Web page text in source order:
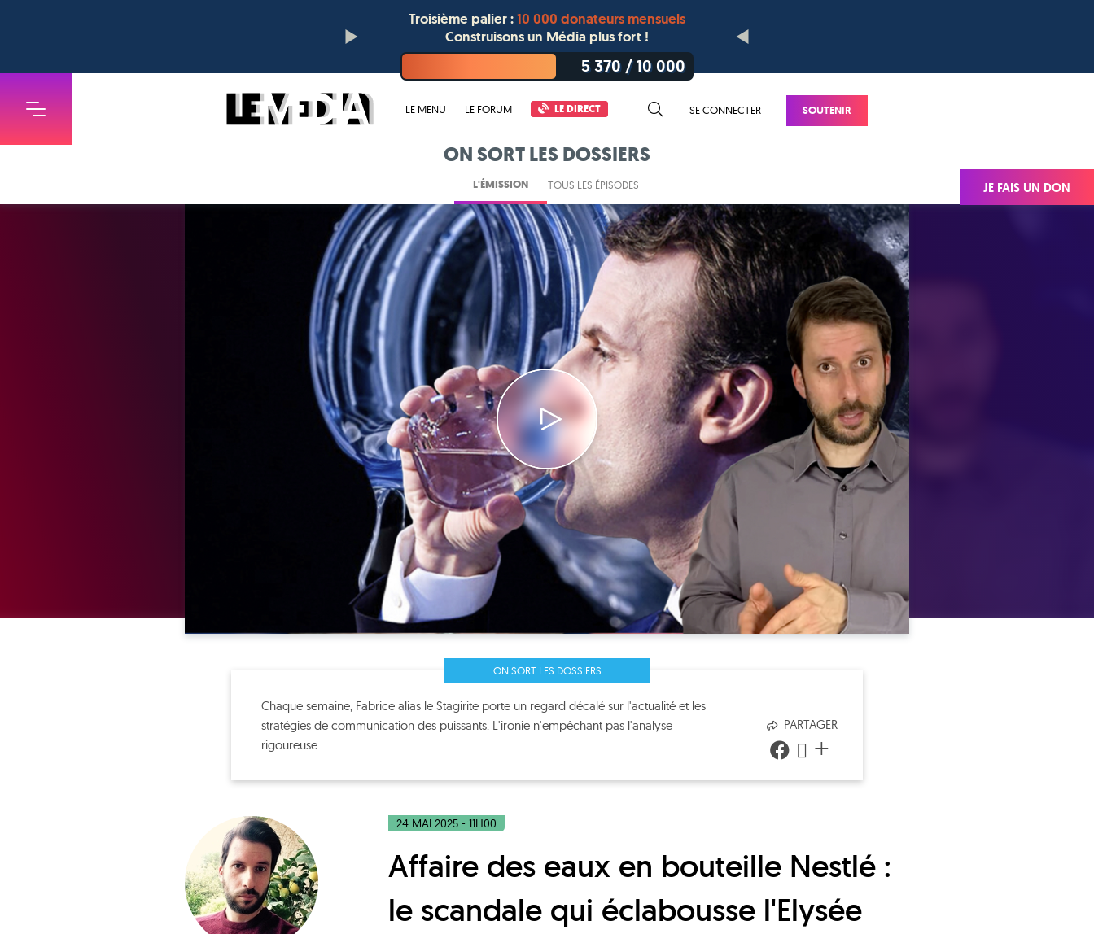
Troisième palier :10 000 donateurs mensuels
Construisons un Média plus fort !
5 370/10 000
LE MENU LE FORUM LE DIRECT SE CONNECTER SOUTENIR
JE FAIS UN DON
ON SORT LES DOSSIERS
L'ÉMISSION TOUS LES ÉPISODES
ON SORT LES DOSSIERS
Chaque semaine, Fabrice alias le Stagirite porte un regard décalé sur l'actualité et les
stratégies de communication des puissants. L'ironie n'empêchant pas l'analyse
rigoureuse.
PARTAGER
+
24 MAI 2025 - 11H00
Affaire des eaux en bouteille Nestlé :
le scandale qui éclabousse l'Elysée